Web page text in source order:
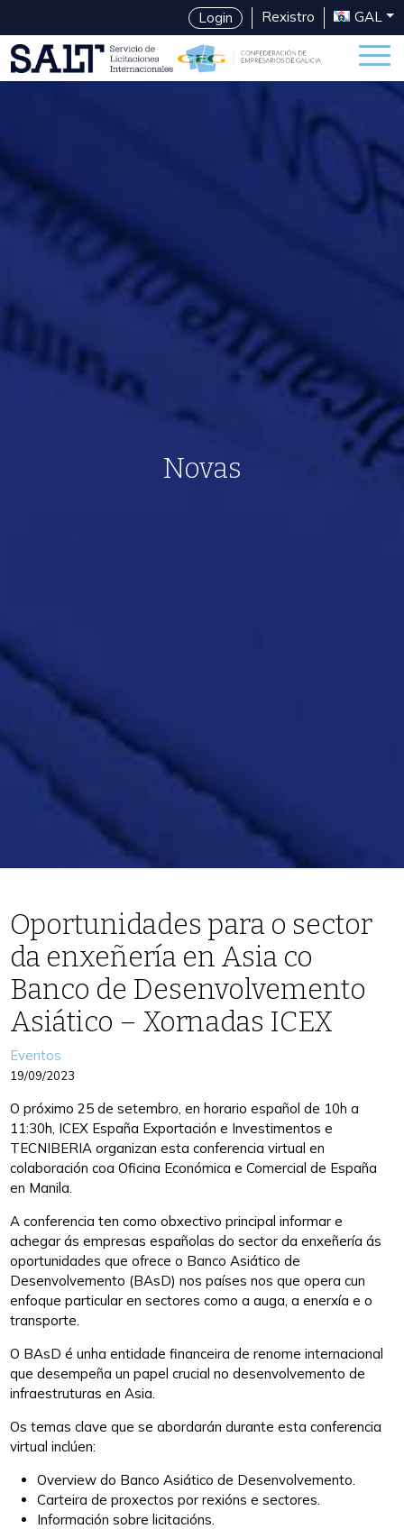
Login Rexistro GAL
Novas
Oportunidades para o sector
da enxeñería en Asia co
Banco de Desenvolvemento
Asiático – Xornadas ICEX
Categories
Eventos
19/09/2023
O próximo 25 de setembro, en horario español de 10h a
11:30h, ICEX España Exportación e Investimentos e
TECNIBERIA organizan esta conferencia virtual en
colaboración coa Oficina Económica e Comercial de España
en Manila.
A conferencia ten como obxectivo principal informar e
achegar ás empresas españolas do sector da enxeñería ás
oportunidades que ofrece o Banco Asiático de
Desenvolvemento (BAsD) nos países nos que opera cun
enfoque particular en sectores como a auga, a enerxía e o
transporte.
O BAsD é unha entidade financeira de renome internacional
que desempeña un papel crucial no desenvolvemento de
infraestruturas en Asia.
Os temas clave que se abordarán durante esta conferencia
virtual inclúen:
Overview do Banco Asiático de Desenvolvemento.
Carteira de proxectos por rexións e sectores.
Información sobre licitacións.